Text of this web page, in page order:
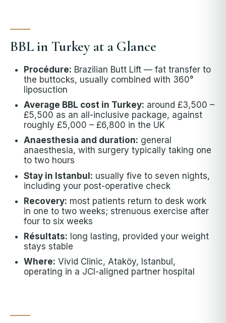
BBL in Turkey at a Glance
Procédure: Brazilian Butt Lift — fat transfer to
the buttocks, usually combined with 360°
liposuction
Average BBL cost in Turkey: around £3,500 –
£5,500 as an all-inclusive package, against
roughly £5,000 – £6,800 in the UK
Anaesthesia and duration: general
anaesthesia, with surgery typically taking one
to two hours
Stay in Istanbul: usually five to seven nights,
including your post-operative check
Recovery: most patients return to desk work
in one to two weeks; strenuous exercise after
four to six weeks
Résultats: long lasting, provided your weight
stays stable
Where: Vivid Clinic, Ataköy, Istanbul,
operating in a JCI-aligned partner hospital